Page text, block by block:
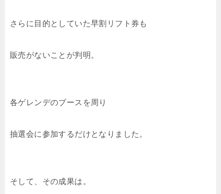
さらに目的としていた早割リフト券も
販売がないことが判明。
各ゲレンデのブースを周り
抽選会に参加するだけとなりました。
そして、その成果は。